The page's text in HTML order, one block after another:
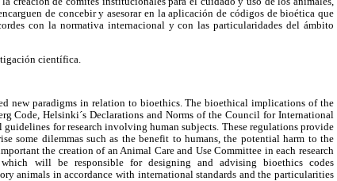
de concebir y asesorar en la aplicación de códigos de bioética que
con la normativa internacional y con las particularidades del ámbito
científica.
new paradigms in relation to bioethics. The bioethical implications of the
Code, Helsinki´s Declarations and Norms of the Council for International
for research involving human subjects. These regulations provide
some dilemmas such as the benefit to humans, the potential harm to the
the creation of an Animal Care and Use Committee in each research
will be responsible for designing and advising bioethics codes
animals in accordance with international standards and the particularities